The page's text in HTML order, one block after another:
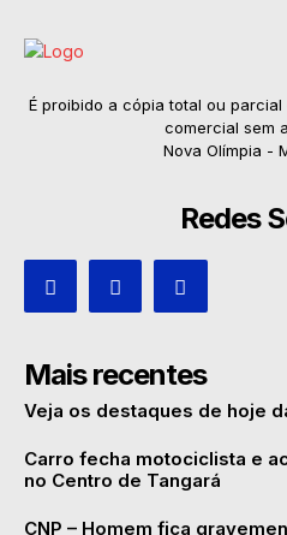
É proibido a cópia total ou
comercial sem
Nova Olímpia -
Redes
Mais recentes
Veja os destaques de hoje
Carro fecha motociclista e
no Centro de Tangará
CNP – Homem fica